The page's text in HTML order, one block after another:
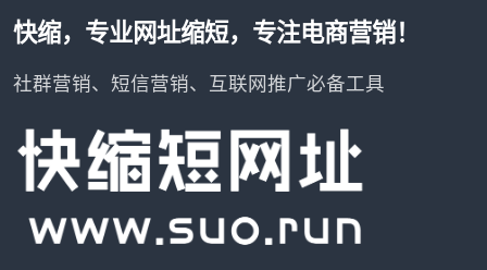
快缩，专业网址缩短，专注电商营销！
社群营销、短信营销、互联网推广必备工具